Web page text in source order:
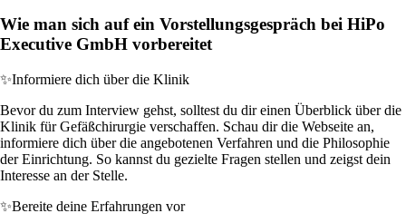
Wie man sich auf ein Vorstellungsgespräch bei HiPo
Executive GmbH vorbereitet
✨Informiere dich über die Klinik
Bevor du zum Interview gehst, solltest du dir einen Überblick über die
Klinik für Gefäßchirurgie verschaffen. Schau dir die Webseite an,
informiere dich über die angebotenen Verfahren und die Philosophie
der Einrichtung. So kannst du gezielte Fragen stellen und zeigst dein
Interesse an der Stelle.
✨Bereite deine Erfahrungen vor